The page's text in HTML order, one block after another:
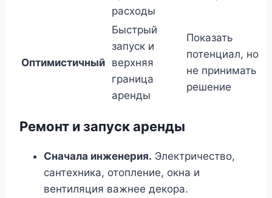
расходы
Оптимистичный
Быстрый
запуск и
верхняя
граница
аренды
Показать
потенциал, но
не принимать
решение
Ремонт и запуск аренды
Сначала инженерия. Электричество,
сантехника, отопление, окна и
вентиляция важнее декора.